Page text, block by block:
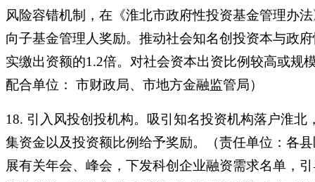
风险容错机制，在《淮北市政府性投资基金管理办
向子基金管理人奖励。推动社会知名创投资本与政
实缴出资额的1.2倍。对社会资本出资比例较高或规
配合单位： 市财政局、市地方金融监管局）
18. 引入风投创投机构。吸引知名投资机构落户淮
集资金以及投资额比例给予奖励。（责任单位：各
展有关年会、峰会，下发科创企业融资需求名单，